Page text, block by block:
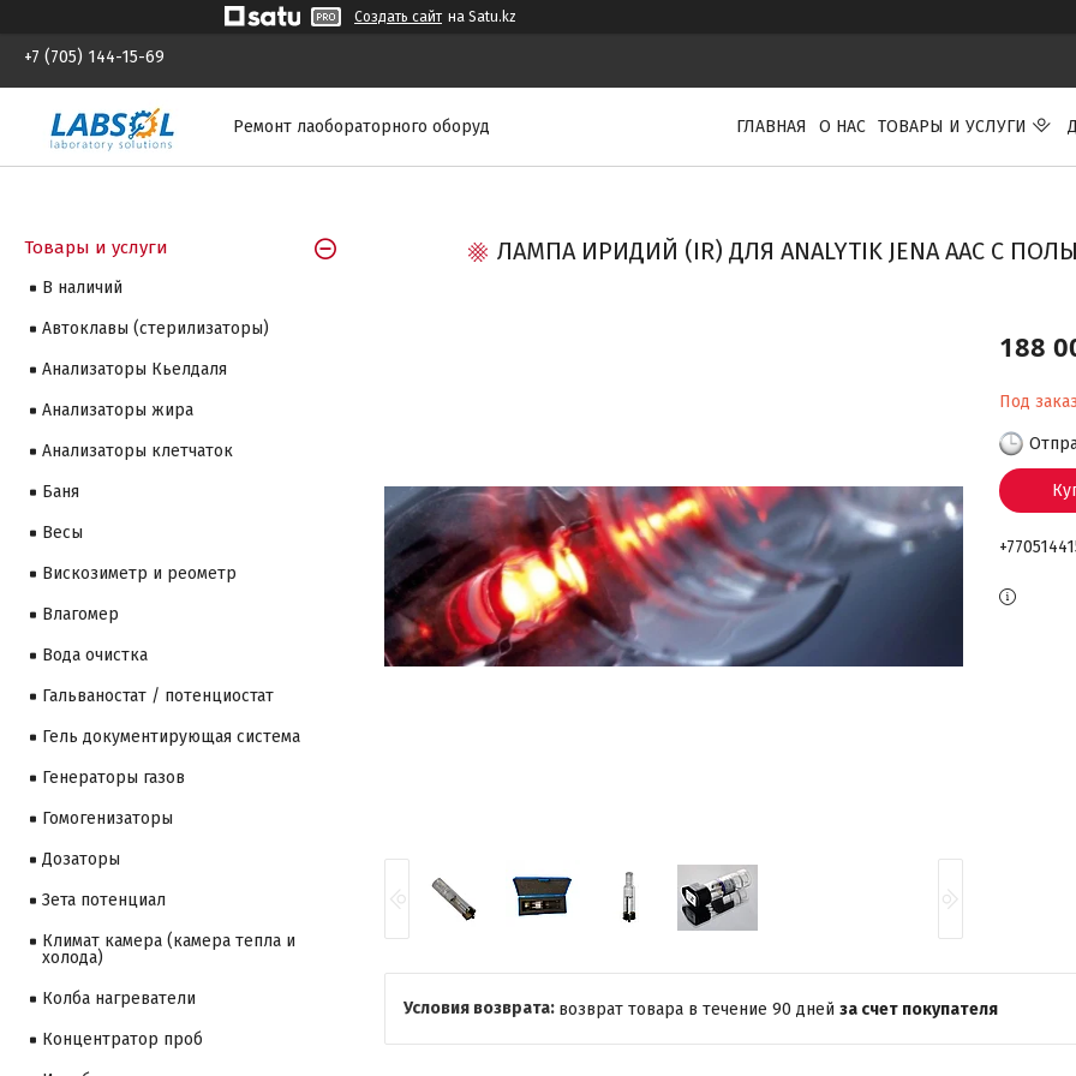
Создать сайт на Satu.kz
+7 (705) 144-15-69
Ремонт лаобораторного оборуд ГЛАВНАЯ О НАС ТОВАРЫ И УСЛУГИ
ЛАМПА ИРИДИЙ (IR) ДЛЯ ANALYTIK JENA ААС С
188
Под
возврат товара в течение 90 дней за счет покупателя
Товары и услуги
В наличий
Автоклавы (стерилизаторы)
Анализаторы Кьелдаля
Анализаторы жира
Анализаторы клетчаток
Баня
Весы
Вискозиметр и реометр
Влагомер
Вода очистка
Гальваностат / потенциостат
Гель документирующая система
Генераторы газов
Гомогенизаторы
Дозаторы
Зета потенциал
Климат камера (камера тепла и
холода)
Колба нагреватели
Концентратор проб